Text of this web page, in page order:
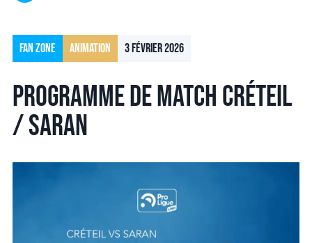
Fan Zone Animation 3 février 2026
Programme de match Créteil
/ Saran